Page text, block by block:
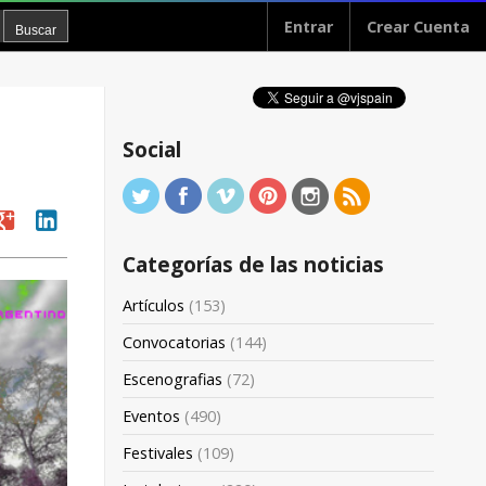
Entrar Crear Cuenta
linkedin
Social
Categorías de las noticias
Artículos (153)
Convocatorias (144)
Escenografias (72)
Eventos (490)
Festivales (109)